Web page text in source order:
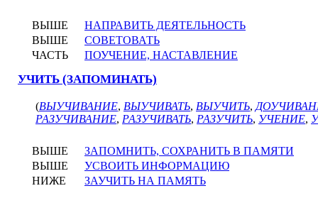
ВЫШЕ
НАПРАВИТЬ ДЕЯТЕЛЬНОСТЬ
ВЫШЕ
СОВЕТОВАТЬ
ЧАСТЬ
ПОУЧЕНИЕ, НАСТАВЛЕНИЕ
УЧИТЬ (ЗАПОМИНАТЬ)
(ВЫУЧИВАНИЕ, ВЫУЧИВАТЬ, ВЫУЧИТЬ,
РАЗУЧИВАНИЕ, РАЗУЧИВАТЬ, РАЗУЧИТЬ, УЧЕНИЕ,
ВЫШЕ
ЗАПОМНИТЬ, СОХРАНИТЬ В ПАМЯТИ
ВЫШЕ
УСВОИТЬ ИНФОРМАЦИЮ
НИЖЕ
ЗАУЧИТЬ НА ПАМЯТЬ